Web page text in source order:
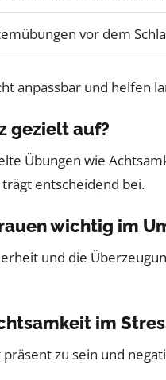
vor dem
anpassbar und helfen
gezielt auf?
Übungen wie
trägt entscheidend bei.
wichtig im
und die
im
zu sein und